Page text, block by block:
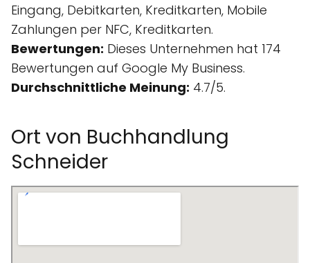
Eingang, Debitkarten, Kreditkarten, Mobile
Zahlungen per NFC, Kreditkarten.
Bewertungen: Dieses Unternehmen hat 174
Bewertungen auf Google My Business.
Durchschnittliche Meinung: 4.7/5.
Ort von Buchhandlung
Schneider